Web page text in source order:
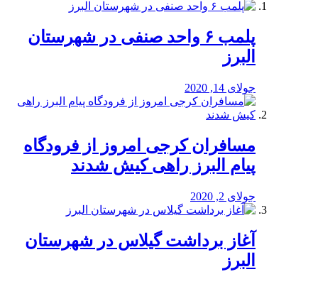
پلمب ۶ واحد صنفی در شهرستان
البرز
جولای 14, 2020
مسافران کرجی امروز از فرودگاه
پیام البرز راهی کیش شدند
جولای 2, 2020
آغاز برداشت گیلاس در شهرستان
البرز